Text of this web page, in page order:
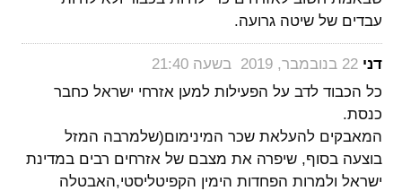
עבדים של שיטה גרועה.
דני ‏22 בנובמבר, 2019 בשעה 21:40
כל הכבוד לדב על הפעילות למען אזרחי ישראל כחבר
כנסת.
המאבקים להעלאת שכר המינימום(שלמרבה המזל
בוצעה בסוף, שיפרה את מצבם של אזרחים רבים במדינת
ישראל ולמרות הפחדות הימין הקפיטליסטי,האבטלה